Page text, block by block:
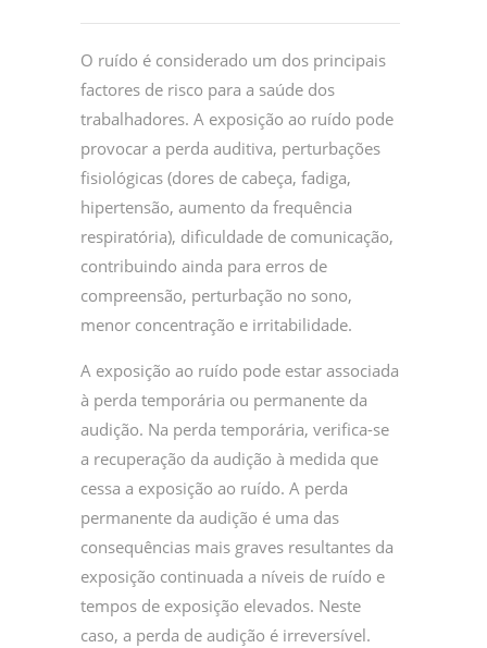
O ruído é considerado um dos principais
factores de risco para a saúde dos
trabalhadores. A exposição ao ruído pode
provocar a perda auditiva, perturbações
fisiológicas (dores de cabeça, fadiga,
hipertensão, aumento da frequência
respiratória), dificuldade de comunicação,
contribuindo ainda para erros de
compreensão, perturbação no sono,
menor concentração e irritabilidade.
A exposição ao ruído pode estar associada
à perda temporária ou permanente da
audição. Na perda temporária, verifica-se
a recuperação da audição à medida que
cessa a exposição ao ruído. A perda
permanente da audição é uma das
consequências mais graves resultantes da
exposição continuada a níveis de ruído e
tempos de exposição elevados. Neste
caso, a perda de audição é irreversível.